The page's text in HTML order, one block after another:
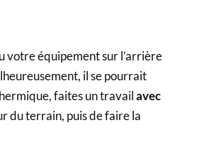
votre équipement sur l’arrière
il se pourrait
faites un travailavec
du terrain, puis de faire la